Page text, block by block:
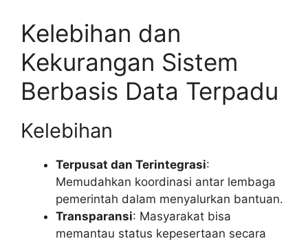
Kelebihan dan
Kekurangan Sistem
Berbasis Data Terpadu
Kelebihan
Terpusat dan Terintegrasi:
Memudahkan koordinasi antar lembaga
pemerintah dalam menyalurkan bantuan.
Transparansi: Masyarakat bisa
memantau status kepesertaan secara